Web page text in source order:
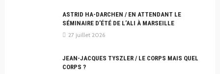
ASTRID HA-DARCHEN / EN ATTENDANT LE
SÉMINAIRE D’ÉTÉ DE L’ALI À MARSEILLE
27 juillet 2026
JEAN-JACQUES TYSZLER / LE CORPS MAIS QUEL
CORPS ?